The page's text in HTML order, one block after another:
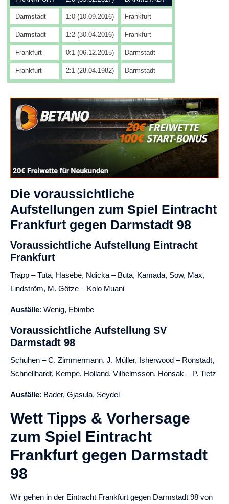
Darmstadt 1:0 (10.09.2016) Frankfurt
Darmstadt 1:2 (30.04.2016) Frankfurt
Frankfurt 0:1 (06.12.2015) Darmstadt
Frankfurt 2:1 (28.04.1982) Darmstadt
Die voraussichtliche
Aufstellungen zum Spiel Eintracht
Frankfurt gegen Darmstadt 98
Voraussichtliche Aufstellung Eintracht
Frankfurt
Trapp – Tuta, Hasebe, Ndicka – Buta, Kamada, Sow, Max,
Lindström, M. Götze – Kolo Muani
Ausfälle: Wenig, Ebimbe
Voraussichtliche Aufstellung SV
Darmstadt 98
Schuhen – C. Zimmermann, J. Müller, Isherwood – Ronstadt,
Schnellhardt, Kempe, Holland, Vilhelmsson, Honsak – P. Tietz
Ausfälle: Bader, Gjasula, Seydel
Wett Tipps & Vorhersage
zum Spiel Eintracht
Frankfurt gegen Darmstadt
98
Wir gehen in der Eintracht Frankfurt gegen Darmstadt 98 von